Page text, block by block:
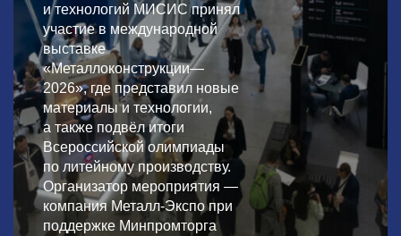
и технологий МИСИС принял
участие в международной
выставке
«Металлоконструкции—
2026», где представил новые
материалы и технологии,
а также подвёл итоги
Всероссийской олимпиады
по литейному производству.
Организатор мероприятия —
компания Металл-Экспо при
поддержке Минпромторга